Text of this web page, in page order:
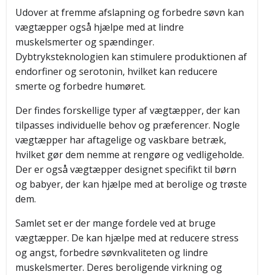
Udover at fremme afslapning og forbedre søvn kan
vægtæpper også hjælpe med at lindre
muskelsmerter og spændinger.
Dybtryksteknologien kan stimulere produktionen af
endorfiner og serotonin, hvilket kan reducere
smerte og forbedre humøret.
Der findes forskellige typer af vægtæpper, der kan
tilpasses individuelle behov og præferencer. Nogle
vægtæpper har aftagelige og vaskbare betræk,
hvilket gør dem nemme at rengøre og vedligeholde.
Der er også vægtæpper designet specifikt til børn
og babyer, der kan hjælpe med at berolige og trøste
dem.
Samlet set er der mange fordele ved at bruge
vægtæpper. De kan hjælpe med at reducere stress
og angst, forbedre søvnkvaliteten og lindre
muskelsmerter. Deres beroligende virkning og